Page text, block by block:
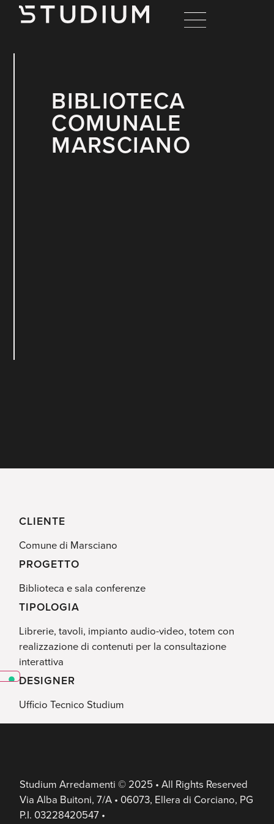
BIBLIOTECA
COMUNALE
MARSCIANO
CLIENTE
Comune di Marsciano
PROGETTO
Biblioteca e sala conferenze
TIPOLOGIA
Librerie, tavoli, impianto audio-video, totem con
realizzazione di contenuti per la consultazione
interattiva
DESIGNER
Ufficio Tecnico Studium
Studium Arredamenti © 2025 • All Rights Reserved
Via Alba Buitoni, 7/A • 06073, Ellera di Corciano, PG
P.I. 03228420547 •